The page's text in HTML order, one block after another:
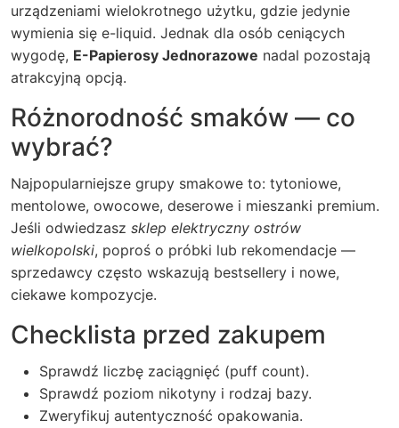
urządzeniami wielokrotnego użytku, gdzie jedynie
wymienia się e-liquid. Jednak dla osób ceniących
wygodę, E-Papierosy Jednorazowe nadal pozostają
atrakcyjną opcją.
Różnorodność smaków — co
wybrać?
Najpopularniejsze grupy smakowe to: tytoniowe,
mentolowe, owocowe, deserowe i mieszanki premium.
Jeśli odwiedzasz sklep elektryczny ostrów
wielkopolski, poproś o próbki lub rekomendacje —
sprzedawcy często wskazują bestsellery i nowe,
ciekawe kompozycje.
Checklista przed zakupem
Sprawdź liczbę zaciągnięć (puff count).
Sprawdź poziom nikotyny i rodzaj bazy.
Zweryfikuj autentyczność opakowania.